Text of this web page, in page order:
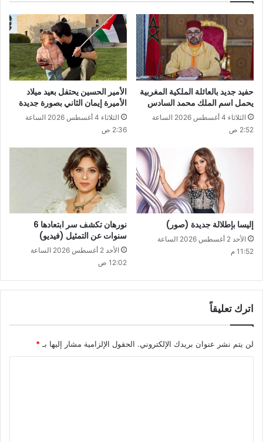
حفيد جديد بالعائلة الملكية المغربية
يحمل اسم الملك محمد السادس
الثلاثاء 4 أغسطس 2026 الساعة
2:52 ص
الأمير الحسين يحتفل بعيد ميلاد
الأميرة إيمان الثاني بصورة جديدة
الثلاثاء 4 أغسطس 2026 الساعة
2:36 ص
إليسا بإطلالة جديدة (صور)
الأحد 2 أغسطس 2026 الساعة
11:52 م
نورهان تكشف سر ابتعادها 6
سنوات عن التمثيل (فيديو)
الأحد 2 أغسطس 2026 الساعة
12:02 ص
اترك تعليقاً
لن يتم نشر عنوان بريدك الإلكتروني. الحقول الإلزامية مشار إليها بـ*